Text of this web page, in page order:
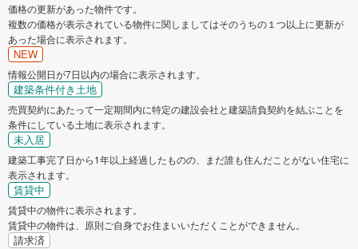
価格の更新があった物件です。
複数の価格が表示されている物件に関しましてはそのうちの１つ以上に更新が
あった場合に表示されます。
NEW
情報公開日が7日以内の場合に表示されます。
建築条件付き土地
売買契約にあたって一定期間内に特定の建設会社と建築請負契約を結ぶことを
条件にしている土地に表示されます。
未入居
建築工事完了日から1年以上経過したものの、まだ誰も住んだことがない住宅に
表示されます。
賃貸中
賃貸中の物件に表示されます。
賃貸中の物件は、原則ご自身でお住まいいただくことができません。
請求済